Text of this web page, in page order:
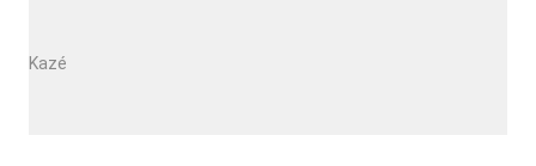
Kazé